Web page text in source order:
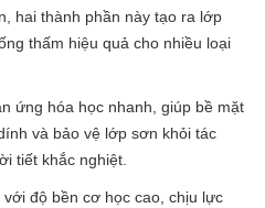
hai thành phần này tạo ra lớp
thấm hiệu quả cho nhiều loại
ứng hóa học nhanh, giúp bề mặt
và bảo vệ lớp sơn khỏi tác
tiết khắc nghiệt.
độ bền cơ học cao, chịu lực